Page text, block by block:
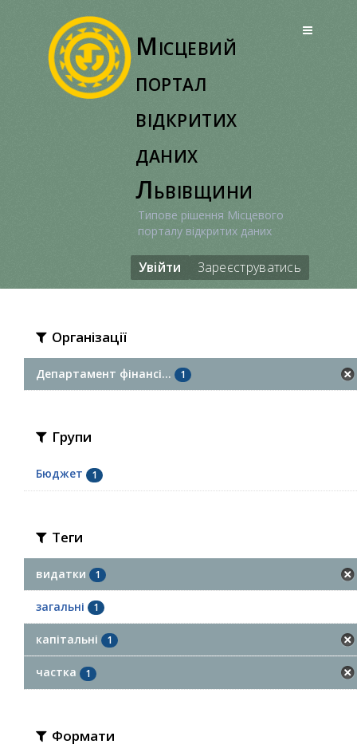
Місцевий
портал
відкритих
даних
Львівщини
Типове рішення Місцевого
порталу відкритих даних
Увійти Зареєструватись
Організації
Департамент фінансі... 1
Групи
Бюджет 1
Теги
видатки 1
загальні 1
капітальні 1
частка 1
Формати